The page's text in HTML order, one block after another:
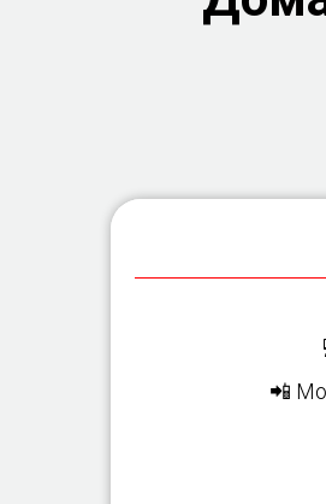
📲